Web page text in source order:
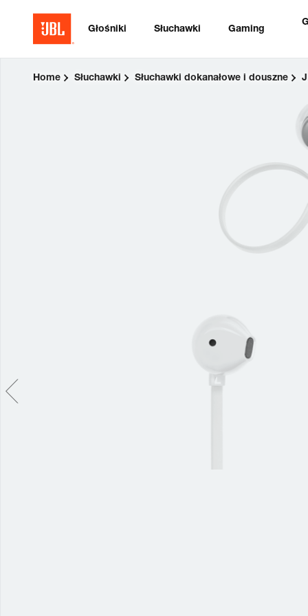
Głośniki Słuchawki Gaming
Home Słuchawki Słuchawki dokanałowe i douszne